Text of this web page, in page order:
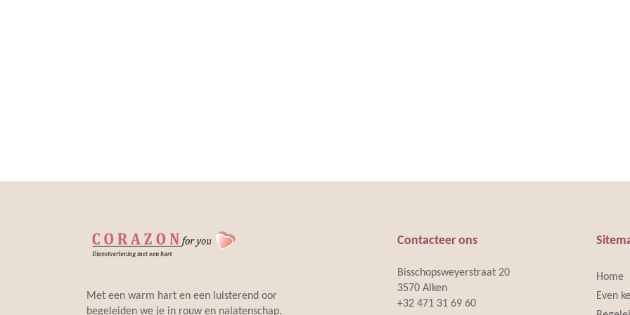
Met een warm hart en een luisterend oor
begeleiden we je in rouw en nalatenschap.
Contacteer ons
Bisschopsweyerstraat 20
3570 Alken
+32 471 31 69 60
Home
Even